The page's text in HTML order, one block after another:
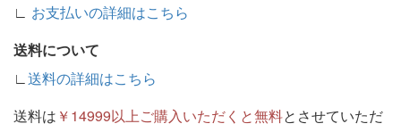
∟ お支払いの詳細はこちら
送料について
∟ 送料の詳細はこちら
送料は ￥14999以上ご購入いただくと無料とさせていただ